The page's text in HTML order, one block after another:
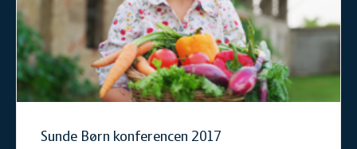
Sunde Børn konferencen 2017